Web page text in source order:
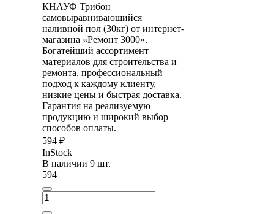
КНАУФ Трибон
самовыравнивающийся
наливной пол (30кг) от интернет-
магазина «Ремонт 3000».
Богатейший ассортимент
материалов для строительства и
ремонта, профессиональный
подход к каждому клиенту,
низкие цены и быстрая доставка.
Гарантия на реализуемую
продукцию и широкий выбор
способов оплаты.
594 ₽
InStock
В наличии 9 шт.
594